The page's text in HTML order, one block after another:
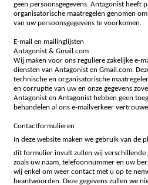
geen persoonsgegevens. Antagonist heeft
organisatorische maatregelen genomen
van uw persoonsgegevens te voorkomen.
E-mail en mailinglijsten
Antagonist & Gmail.com
Wij maken voor ons reguliere zakelijke e-
diensten van Antagonist en Gmail.com.
technische en organisatorische
en corruptie van uw en onze gegevens
Antagonist en Antagonist hebben geen
behandelen al ons e-mailverkeer
Contactformulieren
In deze website maken we gebruik van de
dit formulier invult zullen wij verschillende
zoals uw naam, telefoonnummer en uw
wij enkel om weer contact met u op te
beantwoorden. Deze gegevens zullen we